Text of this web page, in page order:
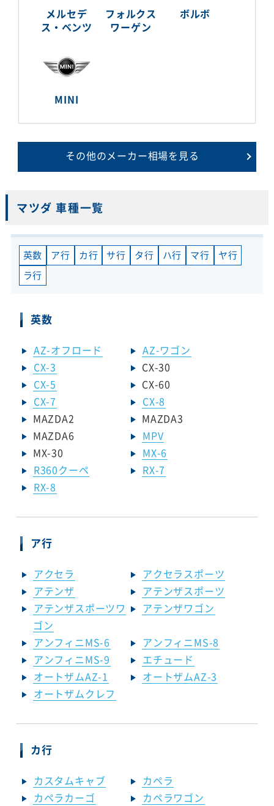
メルセデ
ス・ベンツ
フォルクス
ワーゲン
ボルボ
MINI
その他のメーカー相場を見る
マツダ 車種一覧
英数 ア行 カ行 サ行 タ行 ハ行 マ行
ヤ行
ラ行
英数
AZ-オフロード
AZ-ワゴン
CX-3
CX-30
CX-5
CX-60
CX-7
CX-8
MAZDA2
MAZDA3
MAZDA6
MPV
MX-30
MX-6
R360クーペ
RX-7
RX-8
ア行
アクセラ
アクセラスポーツ
アテンザ
アテンザスポーツ
アテンザスポーツワ
ゴン
アテンザワゴン
アンフィニMS-6
アンフィニMS-8
アンフィニMS-9
エチュード
オートザムAZ-1
オートザムAZ-3
オートザムクレフ
カ行
カスタムキャブ
カペラ
カペラカーゴ
カペラワゴン